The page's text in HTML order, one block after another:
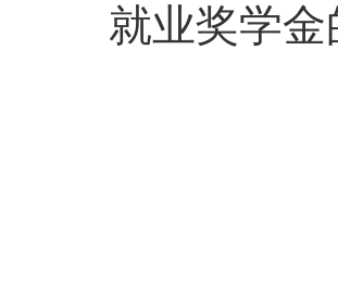
就业奖学